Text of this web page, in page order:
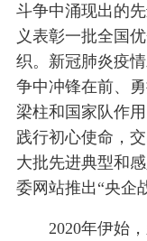
斗争中涌现出的
义表彰一批全国
织。新冠肺炎疫
争中冲锋在前、
梁柱和国家队作
践行初心使命，
大批先进典型和
委网站推出“央企
2020年伊始